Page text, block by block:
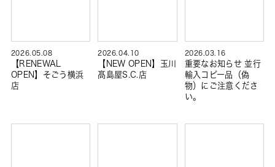
2026.05.08
【RENEWAL
OPEN】そごう横浜
店
2026.04.10
【NEW OPEN】玉川
髙島屋S.C.店
2026.03.16
重要なお知らせ 並行
輸入コピー品（偽
物）にご注意くださ
い。